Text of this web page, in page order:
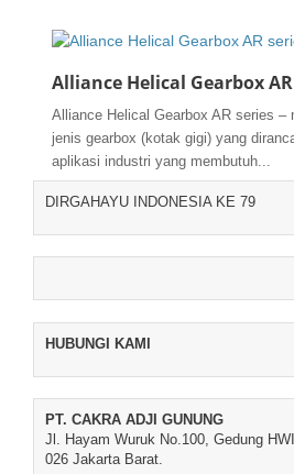
Alliance Helical Gearbox
Alliance Helical Gearbox AR series –
jenis gearbox (kotak gigi) yang
aplikasi industri yang membutuh...
DIRGAHAYU INDONESIA KE 79
HUBUNGI KAMI
PT. CAKRA ADJI GUNUNG
Jl. Hayam Wuruk No.100, Gedung
026 Jakarta Barat.